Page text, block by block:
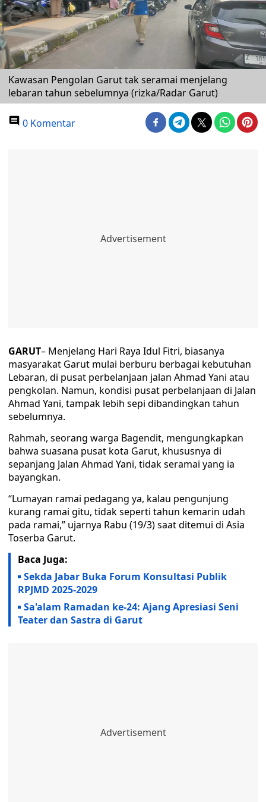
Kawasan Pengolan Garut tak seramai menjelang
lebaran tahun sebelumnya (rizka/Radar Garut)
0 Komentar
GARUT– Menjelang Hari Raya Idul Fitri, biasanya
masyarakat Garut mulai berburu berbagai kebutuhan
Lebaran, di pusat perbelanjaan jalan Ahmad Yani atau
pengkolan. Namun, kondisi pusat perbelanjaan di Jalan
Ahmad Yani, tampak lebih sepi dibandingkan tahun
sebelumnya.
Rahmah, seorang warga Bagendit, mengungkapkan
bahwa suasana pusat kota Garut, khususnya di
sepanjang Jalan Ahmad Yani, tidak seramai yang ia
bayangkan.
“Lumayan ramai pedagang ya, kalau pengunjung
kurang ramai gitu, tidak seperti tahun kemarin udah
pada ramai,” ujarnya Rabu (19/3) saat ditemui di Asia
Toserba Garut.
Baca Juga:
Sekda Jabar Buka Forum Konsultasi Publik
RPJMD 2025-2029
Sa'alam Ramadan ke-24: Ajang Apresiasi Seni
Teater dan Sastra di Garut